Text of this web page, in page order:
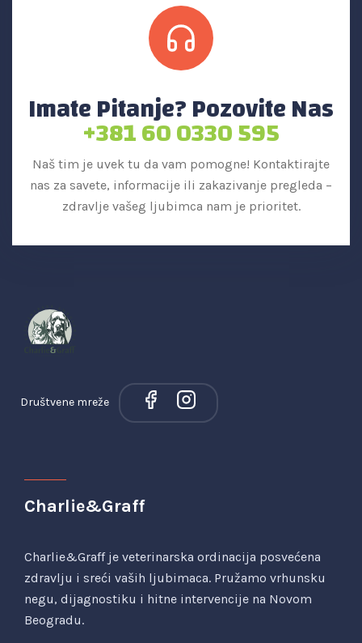
Imate Pitanje? Pozovite Nas
+381 60 0330 595
Naš tim je uvek tu da vam pomogne! Kontaktirajte
nas za savete, informacije ili zakazivanje pregleda –
zdravlje vašeg ljubimca nam je prioritet.
Društvene mreže
Charlie&Graff
Charlie&Graff je veterinarska ordinacija posvećena
zdravlju i sreći vaših ljubimaca. Pružamo vrhunsku
negu, dijagnostiku i hitne intervencije na Novom
Beogradu.